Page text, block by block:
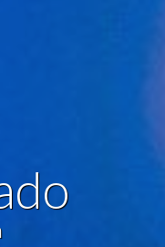
de este
de
de uso
mejor